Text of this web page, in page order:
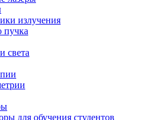
излучения
пучка
света
для обучения студентов